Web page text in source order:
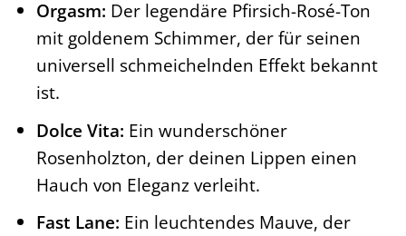
Orgasm: Der legendäre Pfirsich-Rosé-Ton
mit goldenem Schimmer, der für seinen
universell schmeichelnden Effekt bekannt
ist.
Dolce Vita: Ein wunderschöner
Rosenholzton, der deinen Lippen einen
Hauch von Eleganz verleiht.
Fast Lane: Ein leuchtendes Mauve, der